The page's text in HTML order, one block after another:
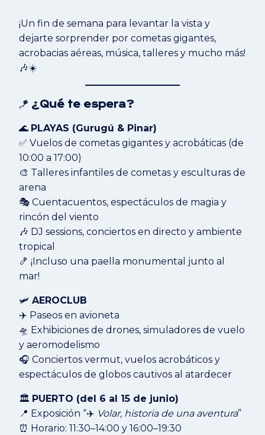
¡Un fin de semana para levantar la vista y
dejarte sorprender por cometas gigantes,
acrobacias aéreas, música, talleres y mucho más!
🎶☀️
🪁 ¿Qué te espera?
🌊 PLAYAS (Gurugú & Pinar)
✅ Vuelos de cometas gigantes y acrobáticas (de
10:00 a 17:00)
🎨 Talleres infantiles de cometas y esculturas de
arena
🎭 Cuentacuentos, espectáculos de magia y
rincón del viento
🎶 DJ sessions, conciertos en directo y ambiente
tropical
🍤 ¡Incluso una paella monumental junto al
mar!
🛩️ AEROCLUB
✈️ Paseos en avioneta
🛸 Exhibiciones de drones, simuladores de vuelo
y aeromodelismo
🎧 Conciertos vermut, vuelos acrobáticos y
espectáculos de globos cautivos al atardecer
🏛️ PUERTO (del 6 al 15 de junio)
📍 Exposición “✈️ Volar, historia de una aventura”
⏰ Horario: 11:30–14:00 y 16:00–19:30